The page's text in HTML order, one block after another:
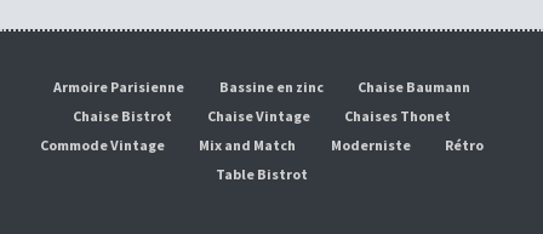
Armoire Parisienne Bassine en zinc
Chaise Baumann
Chaise Bistrot
Chaise Vintage
Chaises Thonet
Commode Vintage
Mix and Match Moderniste
Rétro
Table Bistrot